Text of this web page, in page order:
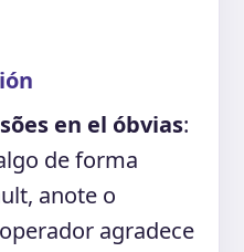
en el óbvias:
de forma
anote o
agradece